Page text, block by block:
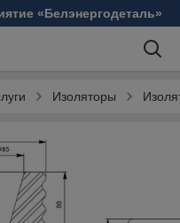
«Белэнергодеталь»
Изоляторы